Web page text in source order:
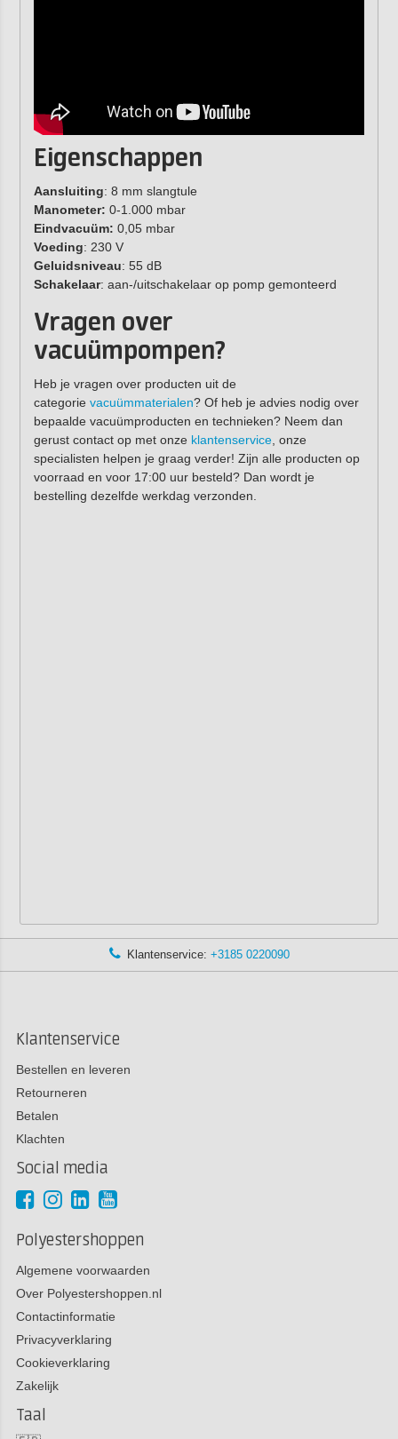
Eigenschappen
Aansluiting: 8 mm slangtule
Manometer: 0-1.000 mbar
Eindvacuüm: 0,05 mbar
Voeding: 230 V
Geluidsniveau: 55 dB
Schakelaar: aan-/uitschakelaar op pomp gemonteerd
Vragen over
vacuümpompen?
Heb je vragen over producten uit de
categorie vacuümmaterialen? Of heb je advies nodig over
bepaalde vacuümproducten en technieken? Neem dan
gerust contact op met onze klantenservice, onze
specialisten helpen je graag verder! Zijn alle producten op
voorraad en voor 17:00 uur besteld? Dan wordt je
bestelling dezelfde werkdag verzonden.
Klantenservice: +3185 0220090
Klantenservice
Bestellen en leveren
Retourneren
Betalen
Klachten
Social media
Polyestershoppen
Algemene voorwaarden
Over Polyestershoppen.nl
Contactinformatie
Privacyverklaring
Cookieverklaring
Zakelijk
Taal